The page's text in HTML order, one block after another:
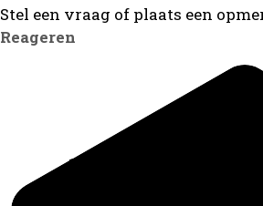
Stel een vraag of plaats een
Reageren